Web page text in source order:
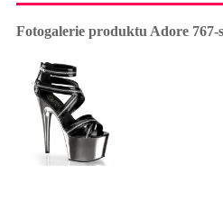
Fotogalerie produktu Adore